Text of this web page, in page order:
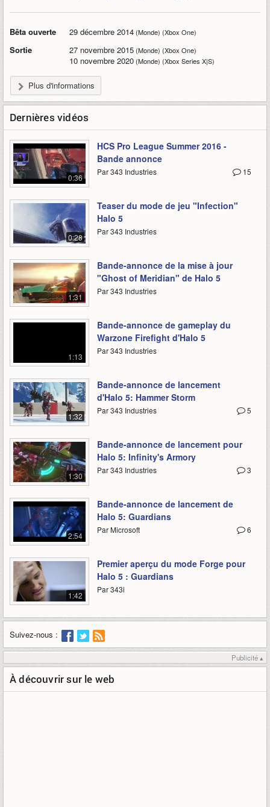
Bêta ouverte 29 décembre 2014(Monde) (Xbox One)
Sortie 27 novembre 2015(Monde) (Xbox One)
10 novembre 2020(Monde) (Xbox Series X|S)
Plus d'informations
Dernières vidéos
0:36
HCS Pro League Summer 2016 -
Bande annonce
15
Par 343 Industries
0:28
Teaser du mode de jeu "Infection"
Halo 5
Par 343 Industries
1:31
Bande-annonce de la mise à jour
"Ghost of Meridian" de Halo 5
Par 343 Industries
1:13
Bande-annonce de gameplay du
Warzone Firefight d'Halo 5
Par 343 Industries
1:32
Bande-annonce de lancement
d'Halo 5: Hammer Storm
5
Par 343 Industries
1:30
Bande-annonce de lancement pour
Halo 5: Infinity's Armory
3
Par 343 Industries
2:54
Bande-annonce de lancement de
Halo 5: Guardians
6
Par Microsoft
1:42
Premier aperçu du mode Forge pour
Halo 5 : Guardians
Par 343i
Suivez-nous :
Publicité ▴
À découvrir sur le web